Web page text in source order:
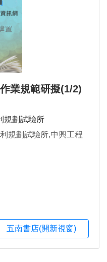
業規範研擬(1/2)
規劃試驗所
規劃試驗所,中興工程
五南書店(開新視窗)